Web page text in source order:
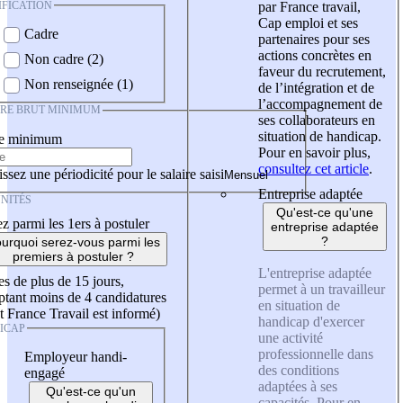
Cadre
Non cadre (2)
Non renseignée (1)
BRUT MINIMUM
minimum
une périodicité pour le salaire saisi
parmi les 1ers à postuler
serez-vous parmi les
premiers à postuler ?
de plus de 15 jours,
moins de 4 candidatures
France Travail est informé)
Employeur handi-
engagé
Qu'est-ce qu'un
par France travail,
Cap emploi et ses
partenaires pour ses
actions concrètes en
faveur du recrutement,
de l’intégration et de
l’accompagnement de
ses collaborateurs en
situation de handicap.
Pour en savoir plus,
consultez cet article.
Entreprise adaptée
Qu'est-ce qu'une
entreprise adaptée
?
L'entreprise adaptée
permet à un travailleur
en situation de
handicap d'exercer
une activité
professionnelle dans
des conditions
adaptées à ses